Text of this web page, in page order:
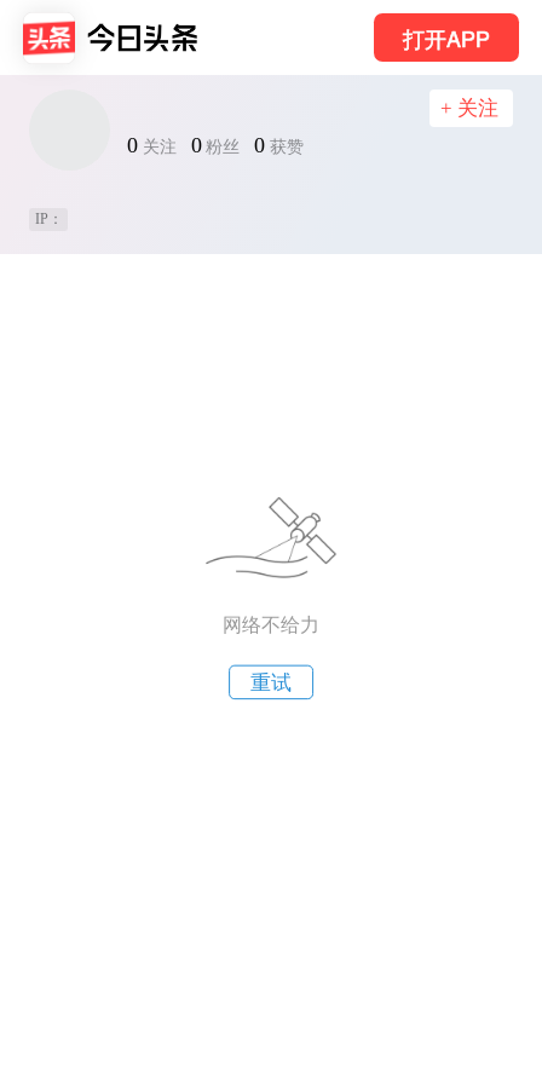
打开APP
0 关注 0 粉丝 0 获赞
+ 关注
IP：
网络不给力
重试